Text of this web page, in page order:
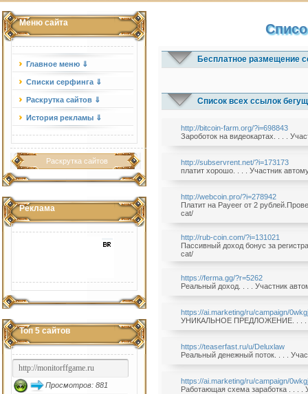
Меню сайта
Главное меню ⇓
Списки серфинга ⇓
Раскрутка сайтов ⇓
История рекламы ⇓
Раскрутка сайтов
Реклама
Топ 5 сайтов
Просмотров: 881
Бесплатное размещение
Список всех ссылок
http://bitcoin-farm.org/?i=698843
Зароботок на видеокартах. . . .
http://subservrent.net/?i=173173
платит хорошо. . . . Участник
http://webcoin.pro/?i=278942
Платит на Payeer от 2
cat/
http://rub-coin.com/?i=131021
Пассивный доход бонус за
cat/
https://ferma.gg/?r=5262
Реальный доход. . . . Участник
https://ai.marketing/ru/campaign/
УНИКАЛЬНОЕ ПРЕДЛОЖЕНИЕ. . . .
https://teaserfast.ru/u/Deluxlaw
Реальный денежный поток. . . .
https://ai.marketing/ru/campaign/
Pаботающая схема заработка . . . .